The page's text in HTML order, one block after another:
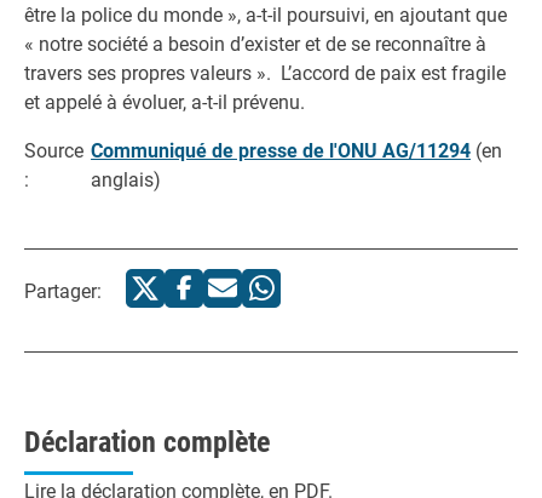
être la police du monde », a-t-il poursuivi, en ajoutant que
« notre société a besoin d’exister et de se reconnaître à
travers ses propres valeurs ». L’accord de paix est fragile
et appelé à évoluer, a-t-il prévenu.
Source
:
Communiqué de presse de l'ONU AG/11294 (en
anglais)
Partager:
Déclaration complète
Lire la déclaration complète, en PDF.